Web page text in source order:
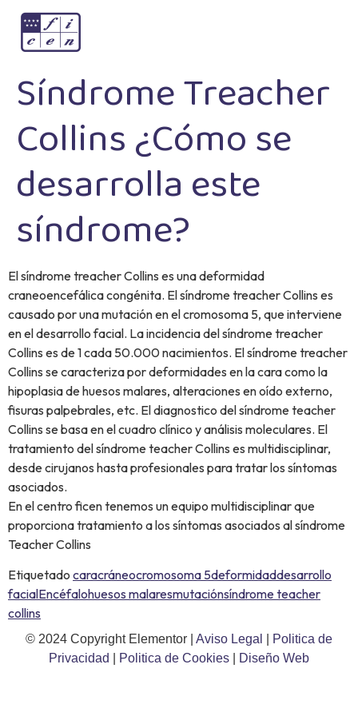
Síndrome Treacher
Collins ¿Cómo se
desarrolla este
síndrome?
El síndrome treacher Collins es una deformidad
craneoencefálica congénita. El síndrome treacher Collins es
causado por una mutación en el cromosoma 5, que interviene
en el desarrollo facial. La incidencia del síndrome treacher
Collins es de 1 cada 50.000 nacimientos. El síndrome treacher
Collins se caracteriza por deformidades en la cara como la
hipoplasia de huesos malares, alteraciones en oído externo,
fisuras palpebrales, etc. El diagnostico del síndrome teacher
Collins se basa en el cuadro clínico y análisis moleculares. El
tratamiento del síndrome teacher Collins es multidisciplinar,
desde cirujanos hasta profesionales para tratar los síntomas
asociados.
En el centro ficen tenemos un equipo multidisciplinar que
proporciona tratamiento a los síntomas asociados al síndrome
Teacher Collins
Etiquetado caracráneocromosoma 5deformidaddesarrollo
facialEncéfalohuesos malaresmutaciónsíndrome teacher
collins
© 2024 Copyright Elementor | Aviso Legal
Politica de
Privacidad
Politica de Cookies Diseño Web